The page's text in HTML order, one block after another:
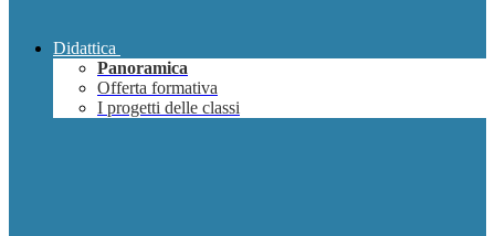
Didattica
Panoramica
Offerta formativa
I progetti delle classi